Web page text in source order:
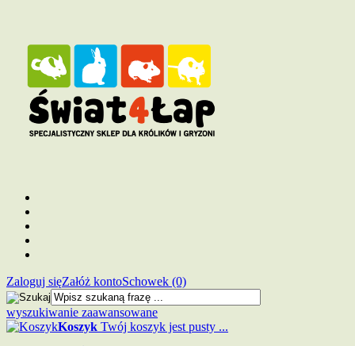
Zaloguj sięZałóż kontoSchowek (0)
wyszukiwanie zaawansowane
Koszyk Twój koszyk jest pusty ...